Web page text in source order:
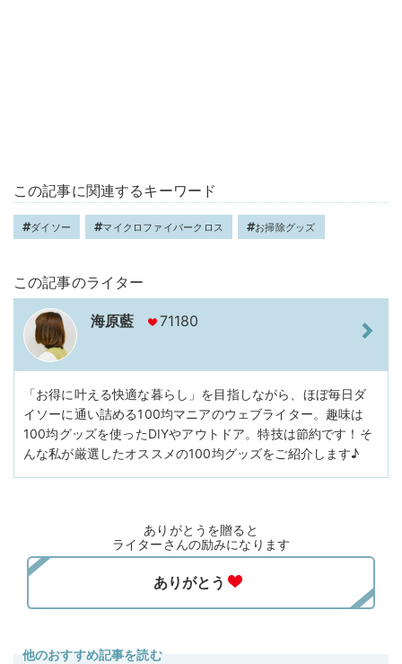
この記事に関連するキーワード
ダイソー マイクロファイバークロス お掃除グッズ
この記事のライター
海原藍 71180
「お得に叶える快適な暮らし」を目指しながら、ほぼ毎日ダ
イソーに通い詰める100均マニアのウェブライター。趣味は
100均グッズを使ったDIYやアウトドア。特技は節約です！そ
んな私が厳選したオススメの100均グッズをご紹介します♪
ありがとうを贈ると
ライターさんの励みになります
他のおすすめ記事を読む